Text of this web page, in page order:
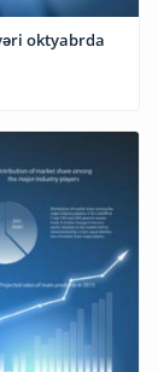
oktyabrda